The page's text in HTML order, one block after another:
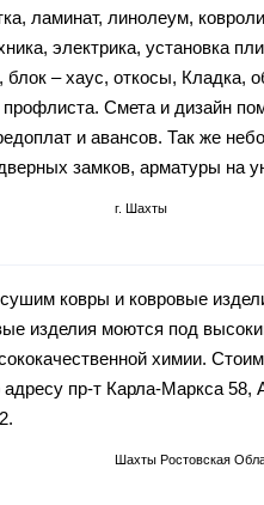
ламинат, линолеум,
электрика, установка
блок – хаус, откосы, Кладка,
Смета и дизайн
и авансов. Так же
замков, арматуры на
г. Шахты
ковры и ковровые
изделия моются под
химии.
адресу пр-т Карла-Маркса
Шахты Ростовская